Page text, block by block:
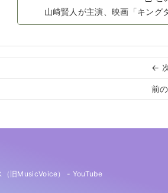
山﨑賢人が主演、映画「キング
←
前
旧MusicVoice） - YouTube